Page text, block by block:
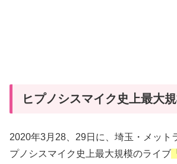
ヒプノシスマイク史上最大
2020年3月28、29日に、埼玉・メット
プノシスマイク史上最大規模のライブ